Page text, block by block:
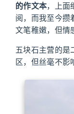
的作文本，上面
阅，而我至今攒
文笔稚嫩，但情
五块石主营的是
区，但丝毫不影